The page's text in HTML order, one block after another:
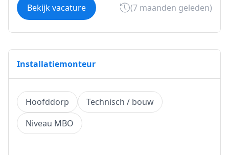
Bekijk vacature (7 maanden geleden)
Installatiemonteur
Hoofddorp
Technisch / bouw
Niveau MBO